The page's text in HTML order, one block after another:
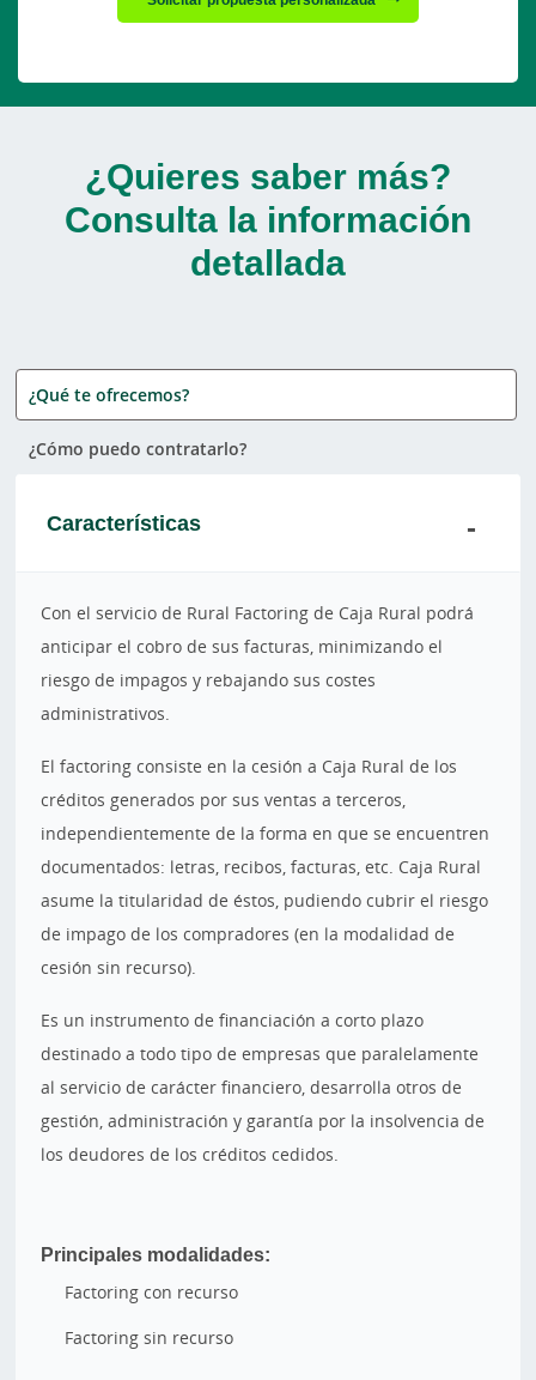
¿Quieres saber más?
Consulta la información
detallada
¿Qué te ofrecemos?
¿Cómo puedo contratarlo?
Características
Con el servicio de Rural Factoring de Caja Rural podrá
anticipar el cobro de sus facturas, minimizando el
riesgo de impagos y rebajando sus costes
administrativos.
El factoring consiste en la cesión a Caja Rural de los
créditos generados por sus ventas a terceros,
independientemente de la forma en que se encuentren
documentados: letras, recibos, facturas, etc. Caja Rural
asume la titularidad de éstos, pudiendo cubrir el riesgo
de impago de los compradores (en la modalidad de
cesión sin recurso).
Es un instrumento de financiación a corto plazo
destinado a todo tipo de empresas que paralelamente
al servicio de carácter financiero, desarrolla otros de
gestión, administración y garantía por la insolvencia de
los deudores de los créditos cedidos.
Principales modalidades:
Factoring con recurso
Factoring sin recurso